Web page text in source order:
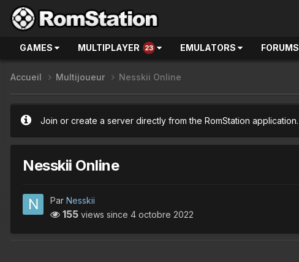
GAMES MULTIPLAYER 23 EMULATORS FORUMS
Accueil Multijoueur Nesskii Online
Join or create a server directly from the RomStation application.
Nesskii Online
Par Nesskii
155 views since 4 octobre 2022